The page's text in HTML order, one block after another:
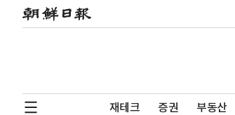
재테크 증권 부동산